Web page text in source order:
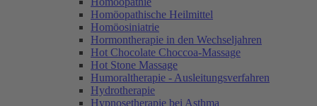
Homöopathische Heilmittel
Homöosiniatrie
Hormontherapie in den Wechseljahren
Hot Chocolate Choccoa-Massage
Hot Stone Massage
Humoraltherapie - Ausleitungsverfahren
Hydrotherapie
Hypnosetherapie bei Asthma